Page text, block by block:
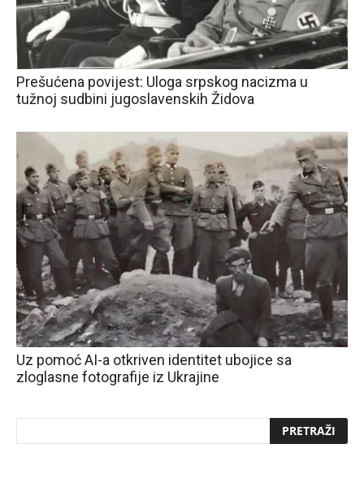
Prešućena povijest: Uloga srpskog nacizma u
tužnoj sudbini jugoslavenskih Židova
Uz pomoć AI-a otkriven identitet ubojice sa
zloglasne fotografije iz Ukrajine